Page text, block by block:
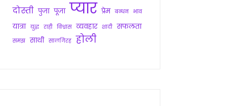
दोस्ती पुजा पूजा प्यार प्रेम बन्धन भाव
यात्रा युद्ध राही विश्वास व्यवहार शादी सफलता
समझ साथी सालगिरह होली